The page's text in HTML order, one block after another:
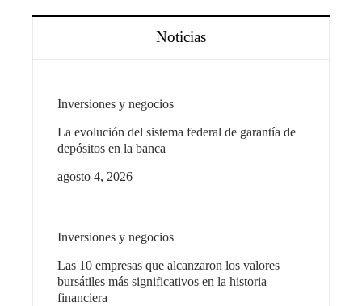
Noticias
Inversiones y negocios
La evolución del sistema federal de garantía de
depósitos en la banca
agosto 4, 2026
Inversiones y negocios
Las 10 empresas que alcanzaron los valores
bursátiles más significativos en la historia
financiera